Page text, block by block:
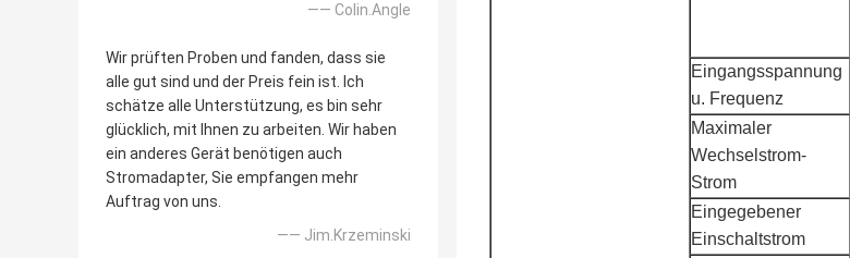
—— Colin.Angle
Wir prüften Proben und fanden, dass sie
alle gut sind und der Preis fein ist. Ich
schätze alle Unterstützung, es bin sehr
glücklich, mit Ihnen zu arbeiten. Wir haben
ein anderes Gerät benötigen auch
Stromadapter, Sie empfangen mehr
Auftrag von uns.
—— Jim.Krzeminski
Eingangsspannung
u. Frequenz
Maximaler
Wechselstrom-
Strom
Eingegebener
Einschaltstrom